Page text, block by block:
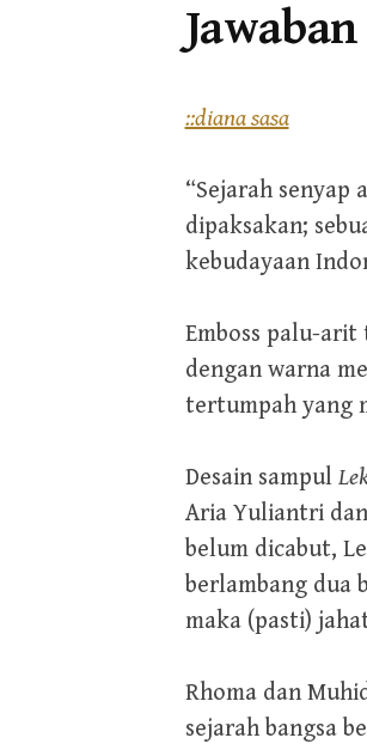
::diana sasa
“Sejarah
dipaksakan;
kebudayaan
Emboss palu-
dengan warna
tertumpah yang
Desain sampul
Aria Yuliantri
belum dicabut,
berlambang dua
maka (pasti)
Rhoma dan
sejarah bangsa